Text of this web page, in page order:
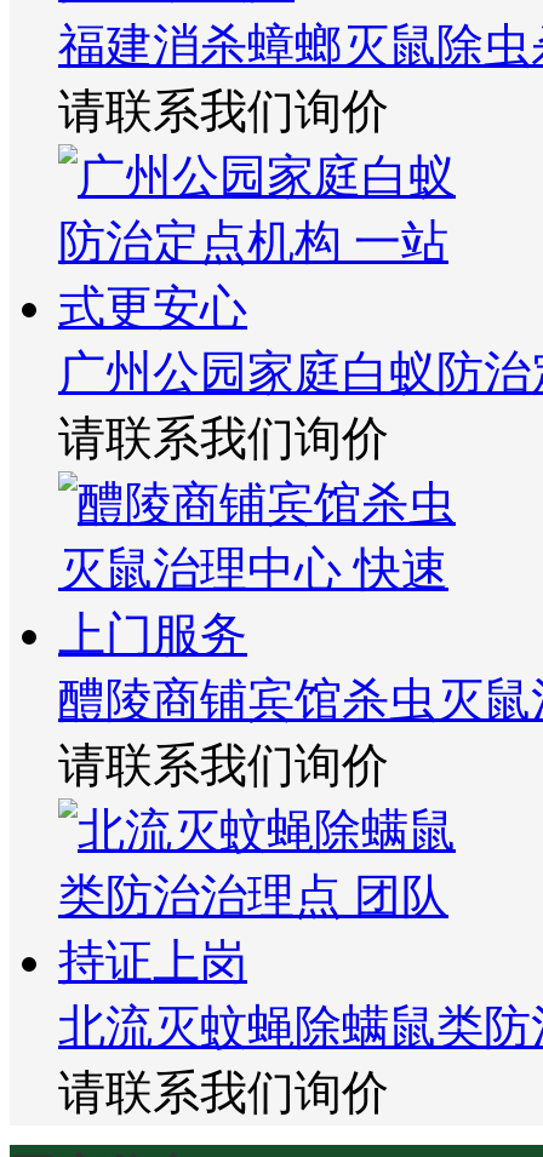
福建消杀蟑螂灭鼠除
请联系我们询价
广州公园家庭白蚁防
请联系我们询价
醴陵商铺宾馆杀虫灭
请联系我们询价
北流灭蚊蝇除螨鼠类
请联系我们询价